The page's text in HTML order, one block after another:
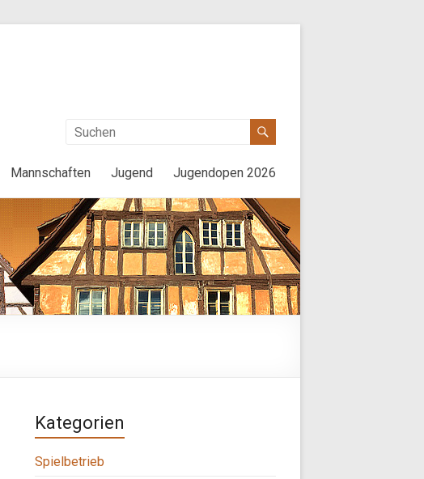
Mannschaften Jugend Jugendopen 2026
Kategorien
Spielbetrieb